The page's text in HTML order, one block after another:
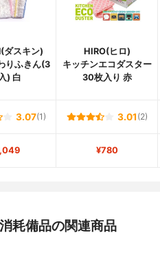
ダスキン)
りふきん(3
) 白
HIRO(ヒロ)
キッチンエコダスター
30枚入り 赤
3.07(1) 3.01 (2)
¥780
耗備品の関連商品